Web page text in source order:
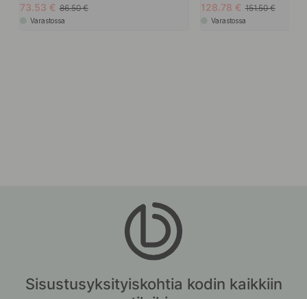
73.53 86.50
Varastossa
128.78 151.50
Varastossa
Sisustusyksityiskohtia kodin kaikkiin